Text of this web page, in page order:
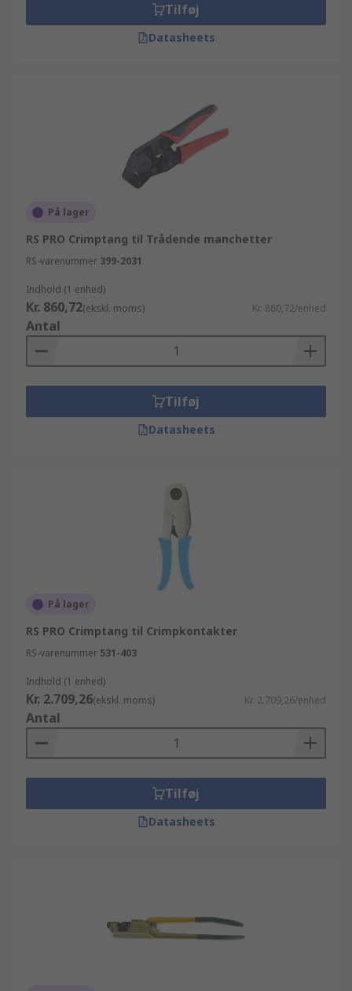
Tilføj
Datasheets
På lager
RS PRO Crimptang til Trådende manchetter
RS-varenummer 399-2031
Indhold (1 enhed)
Kr. 860,72(ekskl. moms) Kr. 860,72/enhed
Antal
Tilføj
Datasheets
På lager
RS PRO Crimptang til Crimpkontakter
RS-varenummer 531-403
Indhold (1 enhed)
Kr. 2.709,26(ekskl. moms) Kr. 2.709,26/enhed
Antal
Tilføj
Datasheets